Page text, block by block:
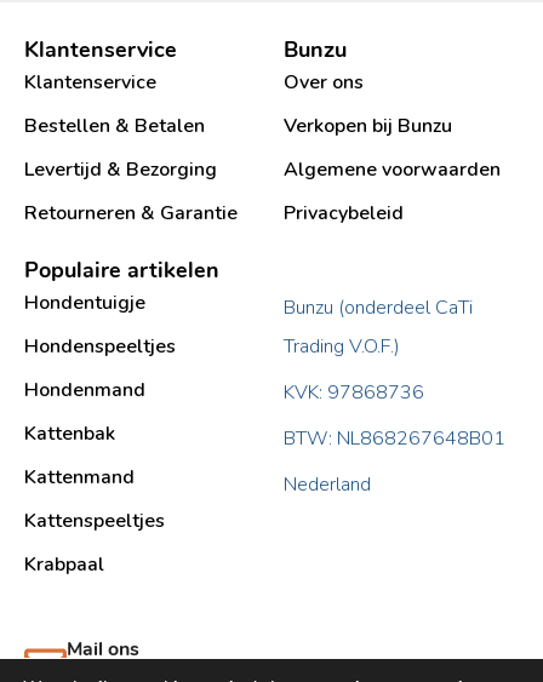
Klantenservice
Klantenservice
Bestellen & Betalen
Levertijd & Bezorging
Retourneren & Garantie
Bunzu
Over ons
Verkopen bij Bunzu
Algemene voorwaarden
Privacybeleid
Populaire artikelen
Hondentuigje
Hondenspeeltjes
Hondenmand
Kattenbak
Kattenmand
Kattenspeeltjes
Krabpaal​
Bunzu (onderdeel CaTi
Trading V.O.F.)
KVK: 97868736
BTW: NL868267648B01
Nederland
Mail ons
support@bunzu.nl